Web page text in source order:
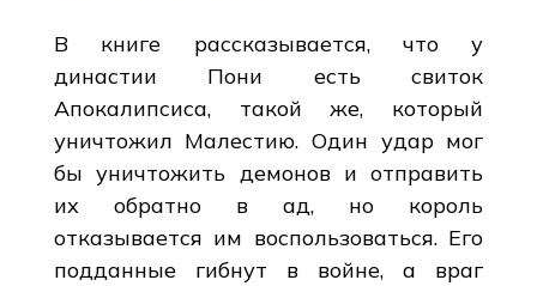
В книге рассказывается, что у
династии Пони есть свиток
Апокалипсиса, такой же, который
уничтожил Малестию. Один удар мог
бы уничтожить демонов и отправить
их обратно в ад, но король
отказывается им воспользоваться. Его
подданные гибнут в войне, а враг